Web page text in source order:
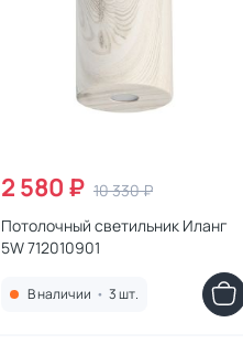
2 580 ₽ 10 330 ₽
Потолочный светильник Иланг
5W 712010901
В наличии • 3 шт.